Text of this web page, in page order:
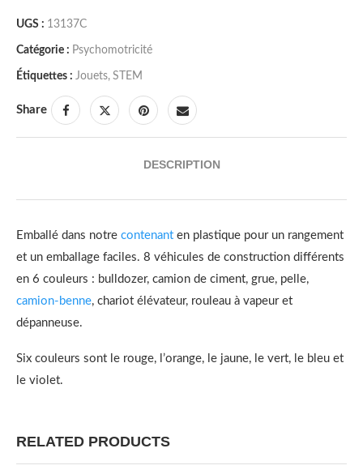
UGS : 13137C
Catégorie : Psychomotricité
Étiquettes : Jouets, STEM
Share
DESCRIPTION
Emballé dans notre contenant en plastique pour un rangement
et un emballage faciles. 8 véhicules de construction différents
en 6 couleurs : bulldozer, camion de ciment, grue, pelle,
camion-benne, chariot élévateur, rouleau à vapeur et
dépanneuse.
Six couleurs sont le rouge, l’orange, le jaune, le vert, le bleu et
le violet.
RELATED PRODUCTS